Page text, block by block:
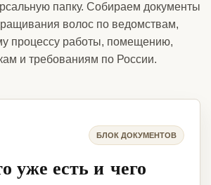
папку. Собираем документы
волос по ведомствам,
процессу работы, помещению,
и требованиям по России.
БЛОК ДОКУМЕНТОВ
уже есть и чего